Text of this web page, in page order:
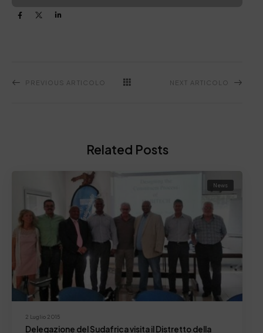
PREVIOUS ARTICOLO NEXT ARTICOLO
Related Posts
2 Luglio 2015
News
Delegazione del Sudafrica visita il Distretto della